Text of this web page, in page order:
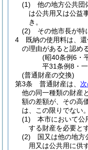
(1)
他の地方公共団
は公共用又は公益
き。
(2)
その他市長が特
4
既納の使用料は、還
の理由があると認め
(昭40条例6・
平31条例8・
(普通財産の交換)
第3条
普通財産は、
他の同一種類の財産
額の差額が、その高
は、この限りでない。
(1)
本市において公
する財産を必要と
(2)
国又は他の地方
用又は公共用に供